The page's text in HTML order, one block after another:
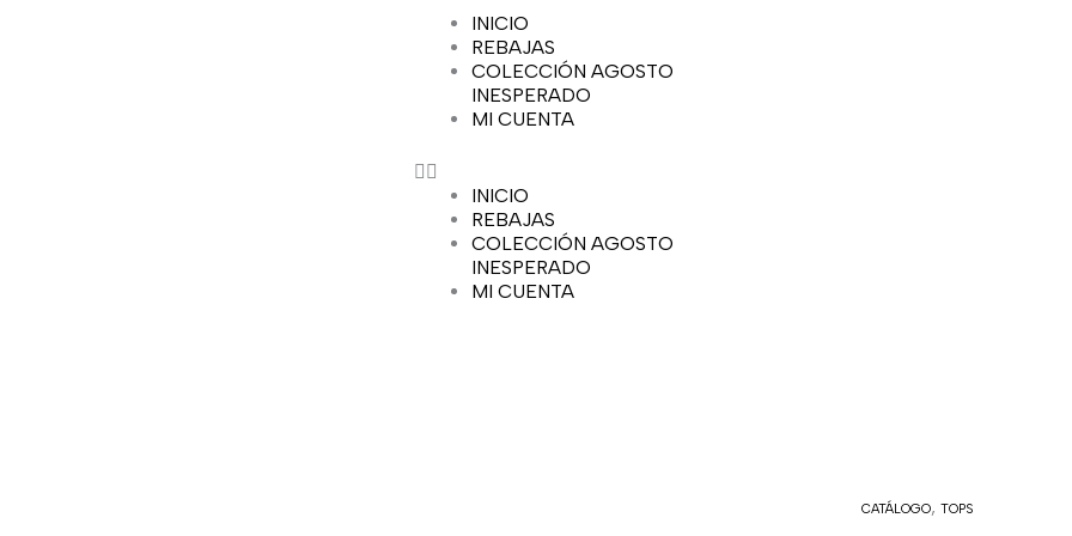
INICIO
REBAJAS
COLECCIÓN AGOSTO
INESPERADO
MI CUENTA
INICIO
REBAJAS
COLECCIÓN AGOSTO
INESPERADO
MI CUENTA
CATÁLOGO, TOPS
BLUSA